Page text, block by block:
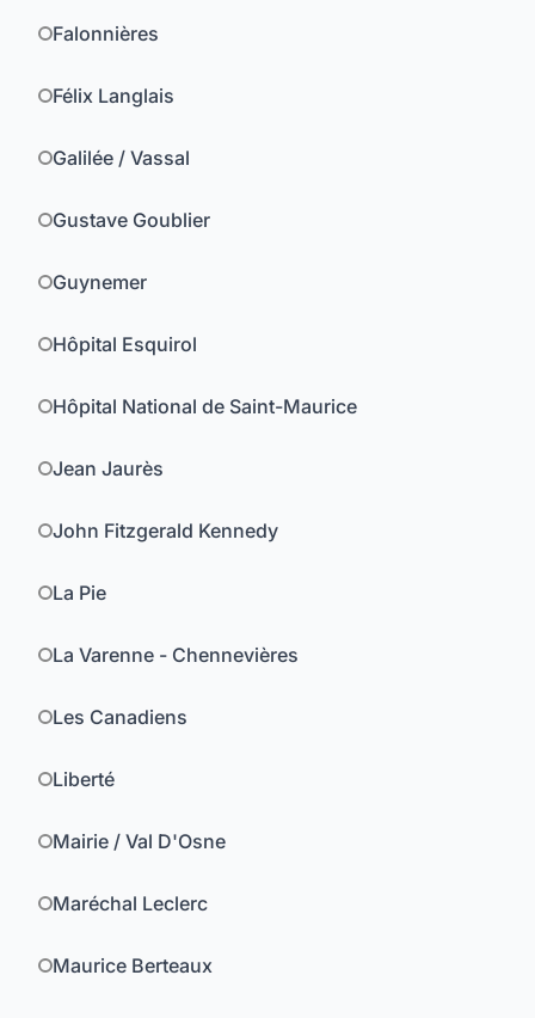
Falonnières
Félix Langlais
Galilée / Vassal
Gustave Goublier
Guynemer
Hôpital Esquirol
Hôpital National de Saint-Maurice
Jean Jaurès
John Fitzgerald Kennedy
La Pie
La Varenne - Chennevières
Les Canadiens
Liberté
Mairie / Val D'Osne
Maréchal Leclerc
Maurice Berteaux